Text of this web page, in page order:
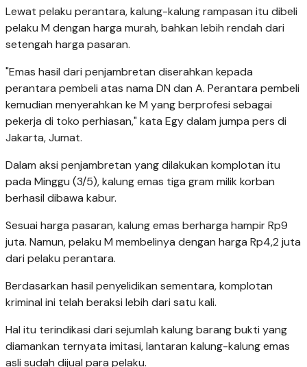
Lewat pelaku perantara, kalung-kalung rampasan itu dibeli
pelaku M dengan harga murah, bahkan lebih rendah dari
setengah harga pasaran.
"Emas hasil dari penjambretan diserahkan kepada
perantara pembeli atas nama DN dan A. Perantara pembeli
kemudian menyerahkan ke M yang berprofesi sebagai
pekerja di toko perhiasan," kata Egy dalam jumpa pers di
Jakarta, Jumat.
Dalam aksi penjambretan yang dilakukan komplotan itu
pada Minggu (3/5), kalung emas tiga gram milik korban
berhasil dibawa kabur.
Sesuai harga pasaran, kalung emas berharga hampir Rp9
juta. Namun, pelaku M membelinya dengan harga Rp4,2 juta
dari pelaku perantara.
Berdasarkan hasil penyelidikan sementara, komplotan
kriminal ini telah beraksi lebih dari satu kali.
Hal itu terindikasi dari sejumlah kalung barang bukti yang
diamankan ternyata imitasi, lantaran kalung-kalung emas
asli sudah dijual para pelaku.